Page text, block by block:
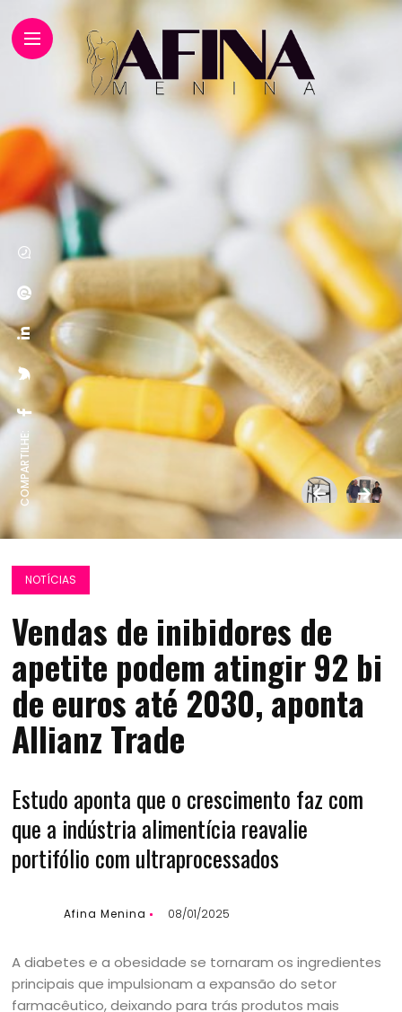
COMPARTILHE:
NOTÍCIAS
Vendas de inibidores de
apetite podem atingir 92 bi
de euros até 2030, aponta
Allianz Trade
Estudo aponta que o crescimento faz com
que a indústria alimentícia reavalie
portifólio com ultraprocessados
Afina Menina 08/01/2025
A diabetes e a obesidade se tornaram os ingredientes
principais que impulsionam a expansão do setor
farmacêutico, deixando para trás produtos mais